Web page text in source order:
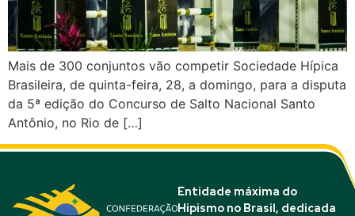
Mais de 300 conjuntos vão competir Sociedade Hípica
Brasileira, de quinta-feira, 28, a domingo, para a disputa
da 5ª edição do Concurso de Salto Nacional Santo
Antônio, no Rio de […]
Entidade máxima do
Hipismo no Brasil, dedicada